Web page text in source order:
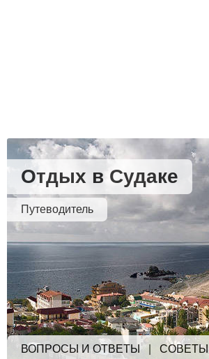
Отдых в Судаке
Путеводитель
ВОПРОСЫ И ОТВЕТЫ | СОВЕТЫ